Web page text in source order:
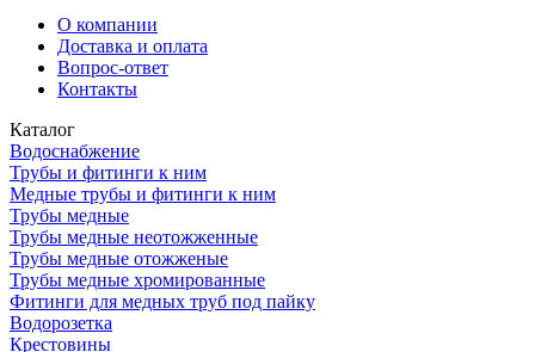
О компании
Доставка и оплата
Вопрос-ответ
Контакты
Каталог
Водоснабжение
Трубы и фитинги к ним
Медные трубы и фитинги к ним
Трубы медные
Трубы медные неотожженные
Трубы медные отожженые
Трубы медные хромированные
Фитинги для медных труб под пайку
Водорозетка
Крестовины